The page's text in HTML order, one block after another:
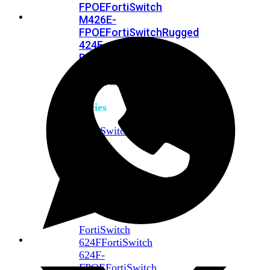
FPOEFortiSwitch
M426E-
FPOEFortiSwitchRugged
424F-
POE
FortiSwitch
Series
FortiSwitch
FortiSwitch
624FFortiSwitch
624F-
FPOEFortiSwitch